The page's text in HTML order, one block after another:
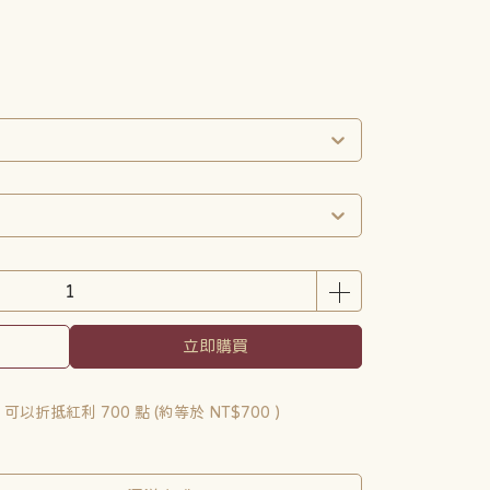
立即購買
以折抵紅利 700 點 (約等於 NT$700 )